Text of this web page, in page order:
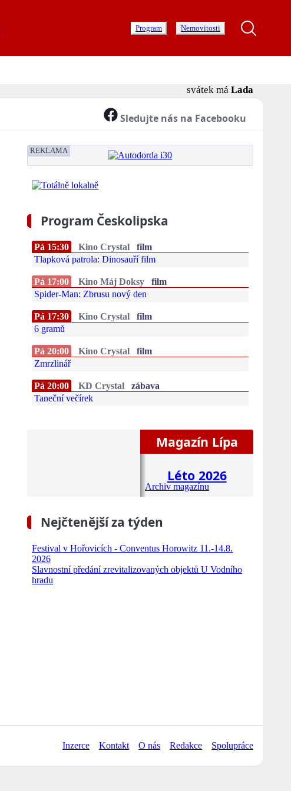
Program Nemovitosti
svátek má Lada
Sledujte nás na Facebooku
REKLAMA
Program Českolipska
Pá 15:30 Kino Crystal
film
Tlapková patrola: Dinosauří film
Pá 17:00 Kino Máj Doksy
film
Spider-Man: Zbrusu nový den
Pá 17:30 Kino Crystal
film
6 gramů
Pá 20:00 Kino Crystal
film
Zmrzlinář
Pá 20:00 KD Crystal
zábava
Taneční večírek
Magazín Lípa
Léto 2026
Archiv magazínu
Nejčtenější za týden
Festival v Hořovicích - Conventus Horowitz 11.-14.8.
2026
Slavnostní předání zrevitalizovaných objektů U Vodního
hradu
Inzerce Kontakt O nás Redakce Spolupráce